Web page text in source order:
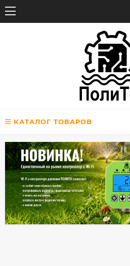
КАТАЛОГ ТОВАРОВ